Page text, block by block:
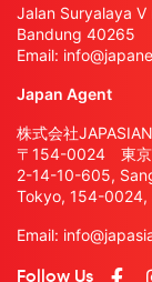
Jalan Suryalaya V
Bandung 40265
Email:
Japan Agent
株式会社
〒154-0024 東京
2-14-10-605,
Tokyo, 154-0024,
Email:
Follow Us